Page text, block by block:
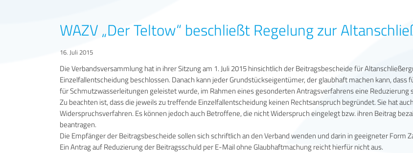
WAZV „Der Teltow“ beschließt Regelung zur
16. Juli 2015
Die Verbandsversammlung hat in ihrer Sitzung am 1. Juli 2015 hinsichtlich der Beitragsbescheide für
Einzelfallentscheidung beschlossen. Danach kann jeder Grundstückseigentümer, der glaubhaft machen kann,
für Schmutzwasserleitungen geleistet wurde, im Rahmen eines gesonderten Antragsverfahrens eine Reduzierung
Zu beachten ist, dass die jeweils zu treffende Einzelfallentscheidung keinen Rechtsanspruch begründet. Sie hat
Widerspruchsverfahren. Es können jedoch auch Betroffene, die nicht Widerspruch eingelegt bzw. ihren Beitrag
beantragen.
Die Empfänger der Beitragsbescheide sollen sich schriftlich an den Verband wenden und darin in geeigneter
Ein Antrag auf Reduzierung der Beitragsschuld per E-Mail ohne Glaubhaftmachung reicht hierfür nicht aus.